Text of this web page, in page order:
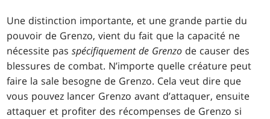
Une distinction importante, et une grande partie du
pouvoir de Grenzo, vient du fait que la capacité ne
nécessite passpécifiquement de Grenzo de causer des
blessures de combat. N’importe quelle créature peut
faire la sale besogne de Grenzo. Cela veut dire que
vous pouvez lancer Grenzo avant d’attaquer, ensuite
attaquer et profiter des récompenses de Grenzo si